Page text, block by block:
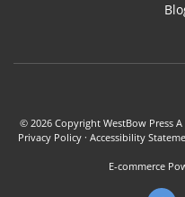
© 2026 Copyright WestBow Press
Privacy Policy · Accessibility
E-commerce